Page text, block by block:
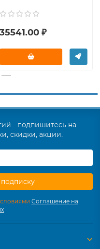
35541.00 ₽
- подпишитесь на
скидки, акции.
Соглашение на